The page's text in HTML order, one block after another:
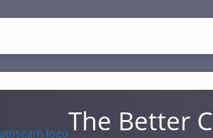
The Better